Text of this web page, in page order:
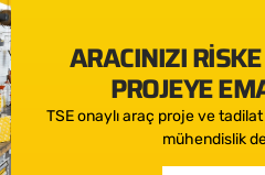
ARACINIZI
PROJEYE
TSE onaylı araç proje ve
mühendislik